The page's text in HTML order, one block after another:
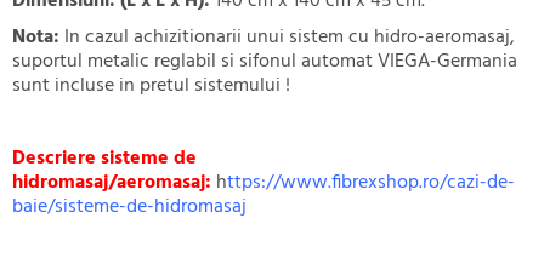
Nota: In cazul achizitionarii unui sistem cu hidro-aeromasaj,
suportul metalic reglabil si sifonul automat VIEGA-Germania
sunt incluse in pretul sistemului !
Descriere sisteme de
hidromasaj/aeromasaj: https://www.fibrexshop.ro/cazi-de-
baie/sisteme-de-hidromasaj